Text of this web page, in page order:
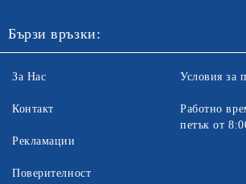
Бързи връзки:
За Нас
Контакт
Рекламации
Поверителност
Условия за
Работно
петък от